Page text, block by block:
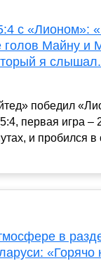
с «Лионом»:
голов Майну и
я
победил
первая игра –
и пробился
в
«Горячо